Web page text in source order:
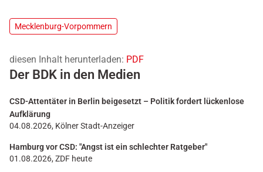
Mecklenburg-Vorpommern
diesen Inhalt herunterladen: PDF
Der BDK in den Medien
CSD-Attentäter in Berlin beigesetzt – Politik fordert lückenlose
Aufklärung
04.08.2026, Kölner Stadt-Anzeiger
Hamburg vor CSD: "Angst ist ein schlechter Ratgeber"
01.08.2026, ZDF heute